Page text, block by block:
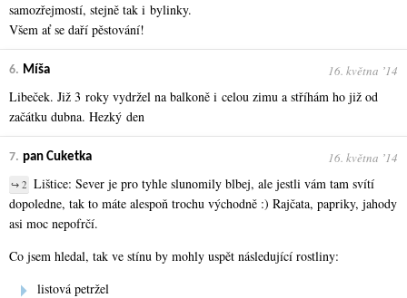
samozřejmostí, stejně tak i bylinky.
Všem ať se daří pěstování!
6. Míša 16. května ʼ14
Libeček. Již 3 roky vydržel na balkoně i celou zimu a stříhám ho již od
začátku dubna. Hezký den
7. pan Cuketka 16. května ʼ14
↪ 2 Lištice: Sever je pro tyhle slunomily blbej, ale jestli vám tam svítí
dopoledne, tak to máte alespoň trochu východně :) Rajčata, papriky, jahody
asi moc nepofrčí.
Co jsem hledal, tak ve stínu by mohly uspět následující rostliny:
listová petržel